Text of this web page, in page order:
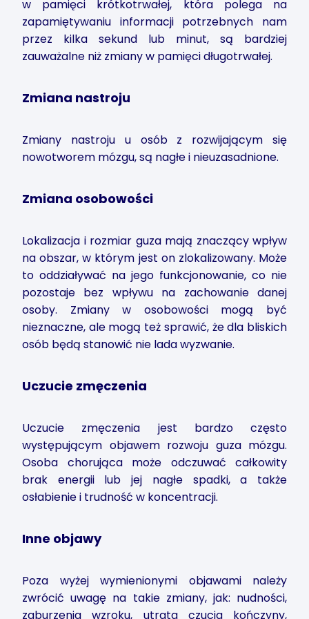
w pamięci krótkotrwałej, która polega na
zapamiętywaniu informacji potrzebnych nam
przez kilka sekund lub minut, są bardziej
zauważalne niż zmiany w pamięci długotrwałej.
Zmiana nastroju
Zmiany nastroju u osób z rozwijającym się
nowotworem mózgu, są nagłe i nieuzasadnione.
Zmiana osobowości
Lokalizacja i rozmiar guza mają znaczący wpływ
na obszar, w którym jest on zlokalizowany. Może
to oddziaływać na jego funkcjonowanie, co nie
pozostaje bez wpływu na zachowanie danej
osoby. Zmiany w osobowości mogą być
nieznaczne, ale mogą też sprawić, że dla bliskich
osób będą stanowić nie lada wyzwanie.
Uczucie zmęczenia
Uczucie zmęczenia jest bardzo często
występującym objawem rozwoju guza mózgu.
Osoba chorująca może odczuwać całkowity
brak energii lub jej nagłe spadki, a także
osłabienie i trudność w koncentracji.
Inne objawy
Poza wyżej wymienionymi objawami należy
zwrócić uwagę na takie zmiany, jak: nudności,
zaburzenia wzroku, utrata czucia kończyny,